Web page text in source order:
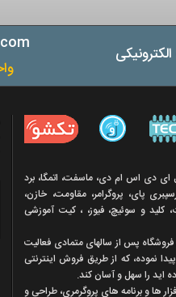
ای دی اس ام دی، ماسفت، اتمگا، برد
پای، پروگرامر، مقاومت، خازن،
کلید و سوئیچ، فیوز، ، کیت آموزشی
فروشگاه پس از سالهای متمادی فعاليت
نموده، که از طريق فروش اينترنتی
ايد را سهل و آسان کند.
ها و برنامه های پروگرمری، طراحی و